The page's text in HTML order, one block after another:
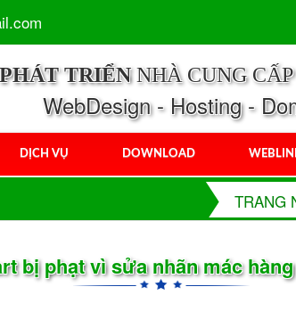
PHÁT TRIỂNNHÀ CUNG
WebDesign - Hosting -
DỊCH VỤ DOWNLOAD
TRANG
bị phạt vì sửa nhãn mác